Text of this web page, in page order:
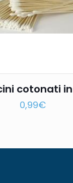
cotonati
0,99€